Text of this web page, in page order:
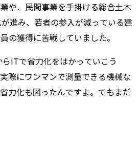
や、民間事業を手掛ける総合土木
進み、若者の参入が減っている建
の獲得に苦戦していました。
ITで省力化をはかっていこう
際にワンマンで測量できる機械な
力化も図ったんですよ。でもまだ